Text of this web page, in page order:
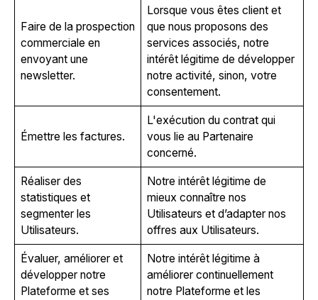
Faire de la prospection
commerciale en
envoyant une
newsletter.
Lorsque vous êtes client et
que nous proposons des
services associés, notre
intérêt légitime de développer
notre activité, sinon, votre
consentement.
Émettre les factures.
L'exécution du contrat qui
vous lie au Partenaire
concerné.
Réaliser des
statistiques et
segmenter les
Utilisateurs.
Notre intérêt légitime de
mieux connaître nos
Utilisateurs et d’adapter nos
offres aux Utilisateurs.
Évaluer, améliorer et
développer notre
Plateforme et ses
Notre intérêt légitime à
améliorer continuellement
notre Plateforme et les